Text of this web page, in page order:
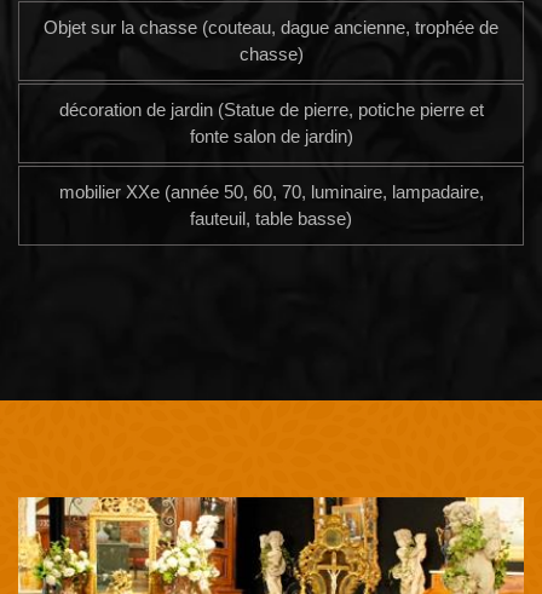
Objet sur la chasse (couteau, dague ancienne, trophée de
chasse)
décoration de jardin (Statue de pierre, potiche pierre et
fonte salon de jardin)
mobilier XXe (année 50, 60, 70, luminaire, lampadaire,
fauteuil, table basse)